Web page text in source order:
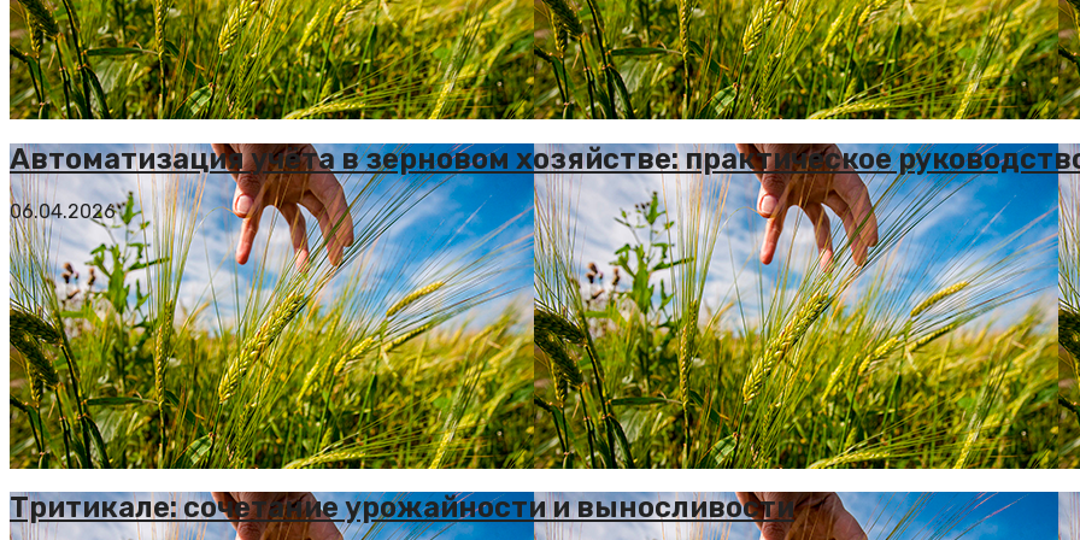
Автоматизация учёта в зерновом хозяйстве: практическое
06.04.2026
Тритикале: сочетание урожайности и выносливости